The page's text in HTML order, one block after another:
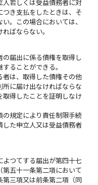
人若しくは受益債務者に対
つき支払をしたときは、そ
。この場合においては、
ばならない。
届出に係る債権を取得し
ることができる。
者は、取得した債権その他
に届け出なければならな
取得したことを証明しなけ
規定により責任制限手続
した申立人又は受益債務者
つてする届出が第四十七
五十一条第二項において
第三項又は前条第二項（同